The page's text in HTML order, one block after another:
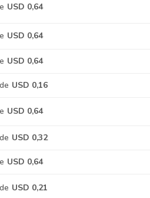
USD 0,64
USD 0,64
USD 0,64
USD 0,16
USD 0,64
USD 0,32
USD 0,64
USD 0,21